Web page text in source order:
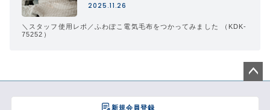
2025.11.26
＼スタッフ使用レポ／ふわぽこ電気毛布をつかってみました （KDK-
75252）
新規会員登録
ジト